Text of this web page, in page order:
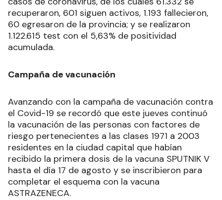
recuperaron, 601 siguen activos, 1.193 fallecieron,
60 egresaron de la provincia; y se realizaron
1.122.615 test con el 5,63% de positividad
acumulada.
Campaña de vacunación
Avanzando con la campaña de vacunación contra
el Covid-19 se recordó que este jueves continuó
la vacunación de las personas con factores de
riesgo pertenecientes a las clases 1971 a 2003
residentes en la ciudad capital que habían
recibido la primera dosis de la vacuna SPUTNIK V
hasta el día 17 de agosto y se inscribieron para
completar el esquema con la vacuna
ASTRAZENECA.